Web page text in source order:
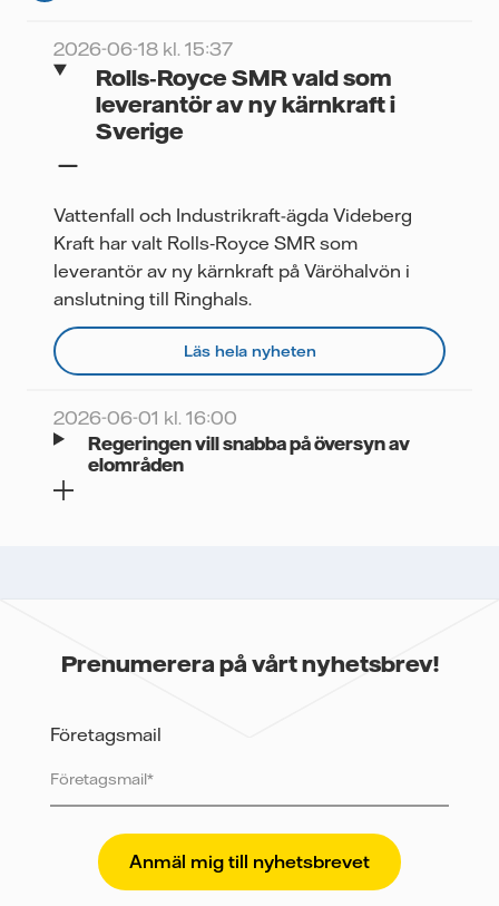
2026-06-18 kl. 15:37
Rolls‑Royce SMR vald som
leverantör av ny kärnkraft i
Sverige
Vattenfall och Industrikraft-ägda Videberg
Kraft har valt Rolls‑Royce SMR som
leverantör av ny kärnkraft på Väröhalvön i
anslutning till Ringhals.
Läs hela nyheten
2026-06-01 kl. 16:00
Regeringen vill snabba på översyn av
elområden
Prenumerera på vårt nyhetsbrev!
Företagsmail
Vattenfall skyddar och respekterar din integritet. För
att Vattenfalls storföretagsförsäljning ska kunna
skicka nyhetsbrevet till dig, behöver vi dina uppgifter.